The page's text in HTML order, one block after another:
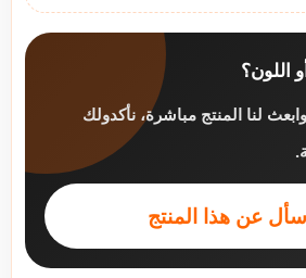
اللون؟
لنا المنتج مباشرة، نأكدولك
عن هذا المنتج